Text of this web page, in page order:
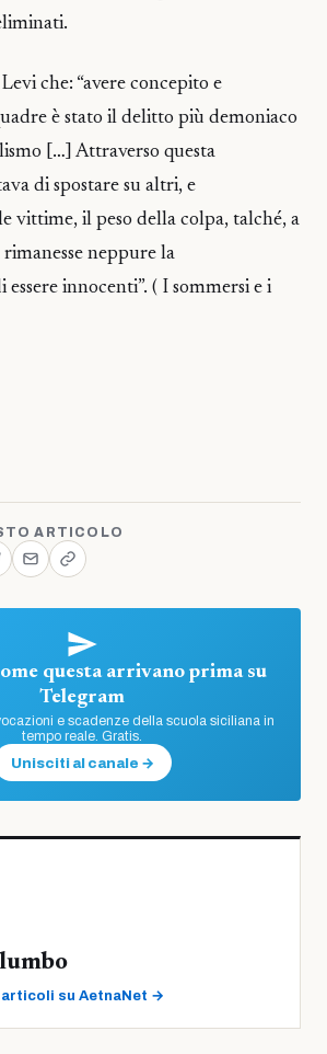
che: “avere concepito e
è stato il delitto più demoniaco
[…] Attraverso questa
di spostare su altri, e
vittime, il peso della colpa, talché, a
neppure la
essere innocenti”. ( I sommersi e i
ARTICOLO
questa arrivano prima su
Telegram
e scadenze della scuola siciliana in
tempo reale. Gratis.
Unisciti al canale →
su AetnaNet →